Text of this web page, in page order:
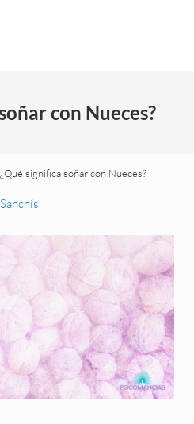
con Nueces?
¿Qué significa soñar con Nueces?